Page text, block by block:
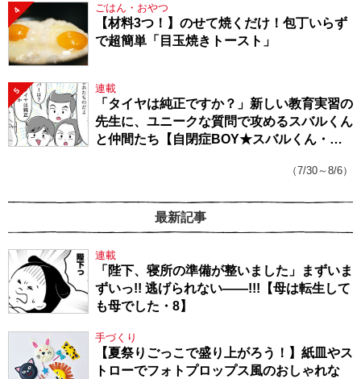
4 ごはん・おやつ
【材料3つ！】のせて焼くだけ！包丁いらず
で超簡単「目玉焼きトースト」
5 連載
「タイヤは純正ですか？」新しい教育実習の
先生に、ユニークな質問で攻めるスバルくん
と仲間たち【自閉症BOY★スバルくん・
（7/30～8/6）
最新記事
連載
「陛下、寝所の準備が整いました」まずいま
ずいっ!! 逃げられない――!!!【母は転生して
も母でした・8】
手づくり
【夏祭りごっこで盛り上がろう！】紙皿やス
トローでフォトプロップス風のおしゃれな